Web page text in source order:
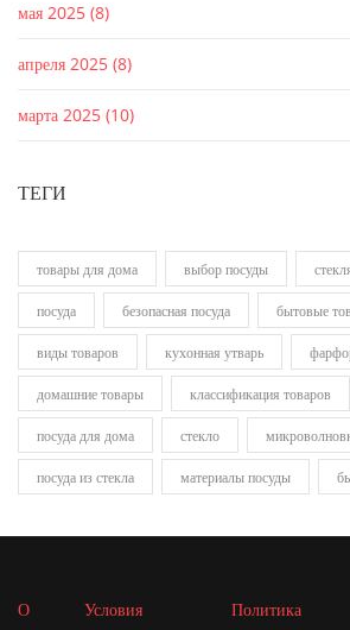
мая 2025 (8)
апреля 2025 (8)
марта 2025 (10)
ТЕГИ
товары для дома выбор посуды
посуда безопасная посуда бытовые
виды товаров кухонная утварь
домашние товары классификация товаров
посуда для дома стекло
посуда из стекла материалы посуды
О
Условия
Политика